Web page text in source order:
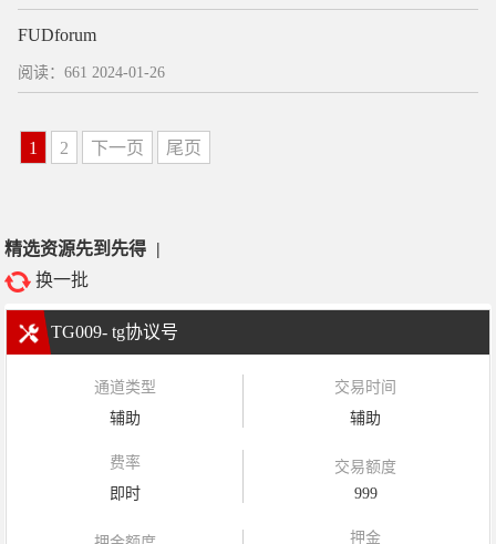
FUDforum
阅读：661 2024-01-26
1 2 下一页 尾页
精选资源先到先得 |
换一批
TG009- tg协议号
通道类型
辅助
交易时间
辅助
费率
即时
交易额度
999
押金